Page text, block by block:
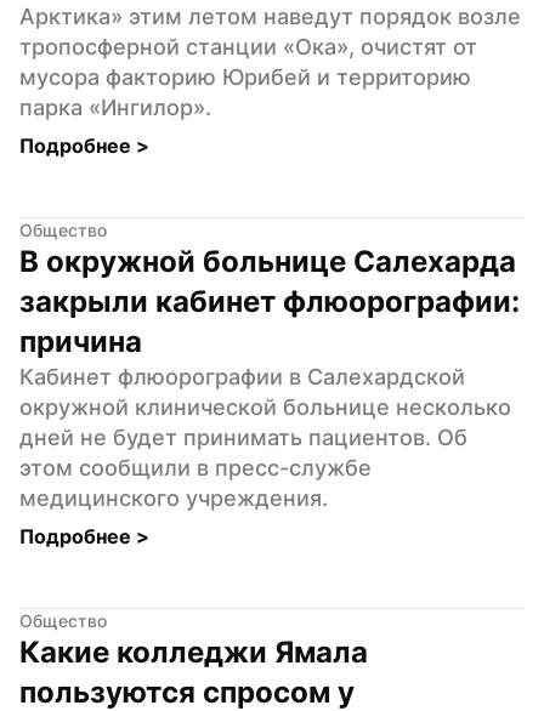
Арктика» этим летом наведут порядок возле
тропосферной станции «Ока», очистят от
мусора факторию Юрибей и территорию
парка «Ингилор».
Подробнее >
Общество
В окружной больнице Салехарда
закрыли кабинет флюорографии:
причина
Кабинет флюорографии в Салехардской
окружной клинической больнице несколько
дней не будет принимать пациентов. Об
этом сообщили в пресс-службе
медицинского учреждения.
Подробнее >
Общество
Какие колледжи Ямала
пользуются спросом у